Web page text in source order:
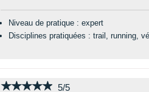
Niveau de pratique : expert
Disciplines pratiquées : trail, running,
★★★★★
★★★★★ 5/5